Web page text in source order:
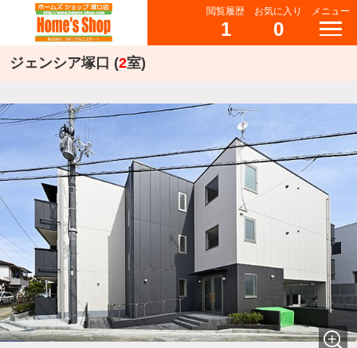
閲覧履歴
1
お気に入り
0
メニュー
ジェンシア塚口 (2室)